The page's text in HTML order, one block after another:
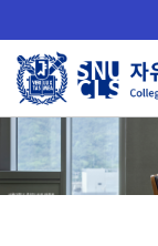
로
메